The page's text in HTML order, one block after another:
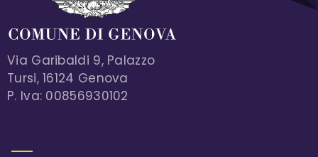
Via Garibaldi 9, Palazzo
Tursi, 16124 Genova
P. Iva: 00856930102
MENU FOOTER 1